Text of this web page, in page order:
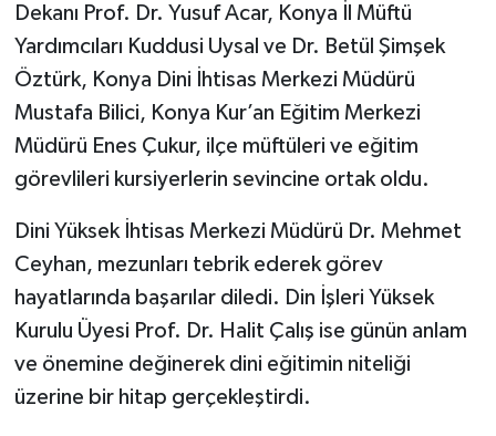
Dekanı Prof. Dr. Yusuf Acar, Konya İl Müftü
Yardımcıları Kuddusi Uysal ve Dr. Betül Şimşek
Öztürk, Konya Dini İhtisas Merkezi Müdürü
Mustafa Bilici, Konya Kur’an Eğitim Merkezi
Müdürü Enes Çukur, ilçe müftüleri ve eğitim
görevlileri kursiyerlerin sevincine ortak oldu.
Dini Yüksek İhtisas Merkezi Müdürü Dr. Mehmet
Ceyhan, mezunları tebrik ederek görev
hayatlarında başarılar diledi. Din İşleri Yüksek
Kurulu Üyesi Prof. Dr. Halit Çalış ise günün anlam
ve önemine değinerek dini eğitimin niteliği
üzerine bir hitap gerçekleştirdi.
Edirne Müftülüğü
Elazığ Müftülüğü
Erzincan Müftülüğü
Erzurum Müftülüğü
Eskişehir Müftülüğü
Gaziantep Müftülüğü
Gümüşhane Müftülüğü